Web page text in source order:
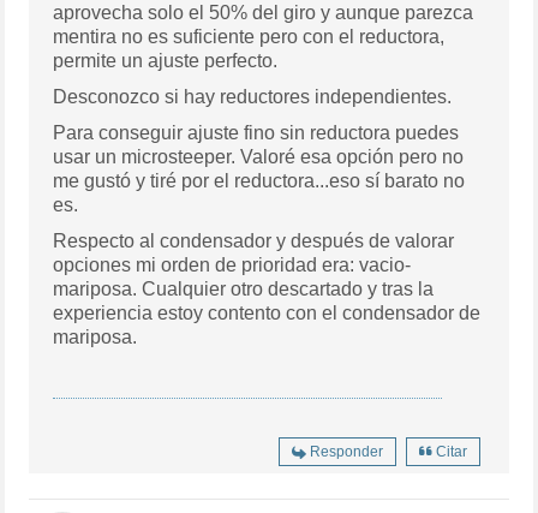
aprovecha solo el 50% del giro y aunque parezca
mentira no es suficiente pero con el reductora,
permite un ajuste perfecto.
Desconozco si hay reductores independientes.
Para conseguir ajuste fino sin reductora puedes
usar un microsteeper. Valoré esa opción pero no
me gustó y tiré por el reductora...eso sí barato no
es.
Respecto al condensador y después de valorar
opciones mi orden de prioridad era: vacio-
mariposa. Cualquier otro descartado y tras la
experiencia estoy contento con el condensador de
mariposa.
Responder Citar